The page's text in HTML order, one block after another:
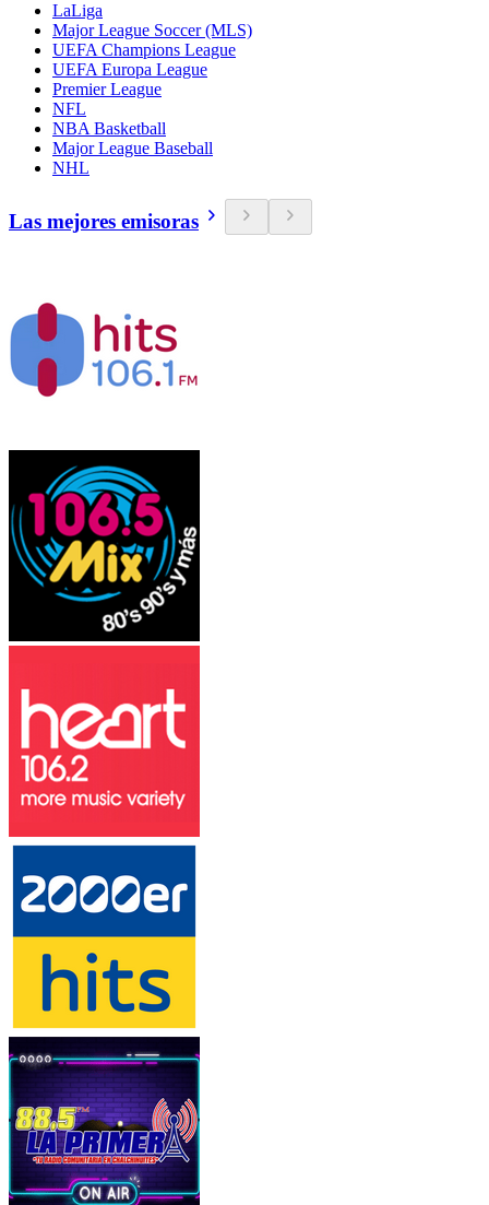
LaLiga
Major League Soccer (MLS)
UEFA Champions League
UEFA Europa League
Premier League
NFL
NBA Basketball
Major League Baseball
NHL
Las mejores emisoras